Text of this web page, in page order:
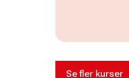
Se fler kurser